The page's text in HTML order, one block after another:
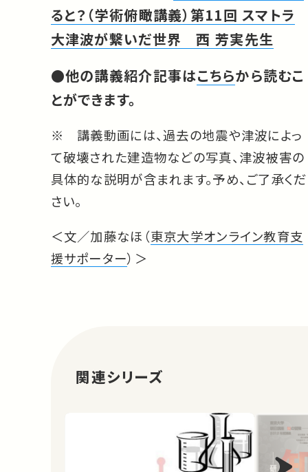
ると？（学術俯瞰講義）第11回 スマトラ
大津波が繋いだ世界 西 芳実先生
●他の講義紹介記事はこちらから読むこ
とができます。
※ 講義動画には、過去の地震や津波によっ
て破壊された建造物などの写真、津波被害の
具体的な説明が含まれます。予め、ご了承くだ
さい。
＜文／加藤なほ（東京大学オンライン教育支
援サポーター）＞
関連シリーズ